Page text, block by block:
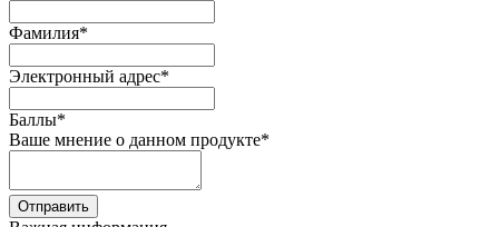
Фамилия*
Электронный адрес*
Баллы*
Ваше мнение о данном продукте*
Отправить